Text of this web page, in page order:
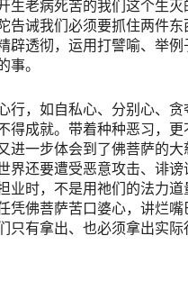
生老病死苦的我们这个生
告诫我们必须要抓住两件
辟透彻，运用打譬喻、举
。
，如自私心、分别心、贪
得成就。带着种种恶习，
进一步体会到了佛菩萨的
界还要遭受恶意攻击、诽
业时，不是用祂们的法力
凭佛菩萨苦口婆心，讲烂
只有拿出、也必须拿出实